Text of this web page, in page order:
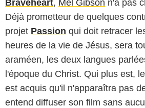
Braveheart, Mel Gibson n'a pas
Déjà prometteur de quelques
projet Passion qui doit retracer
heures de la vie de Jésus, sera
araméen, les deux langues
l'époque du Christ. Qui plus est,
est acquis qu'il n'apparaîtra pas
entend diffuser son film sans